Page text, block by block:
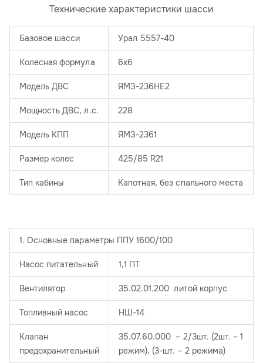
Технические характеристики шасси
Базовое шасси Урал 5557-40
Колесная формула 6х6
Модель ДВС ЯМЗ-236НЕ2
Мощность ДВС, л.с. 228
Модель КПП ЯМЗ-2361
Размер колес 425/85 R21
Тип кабины Капотная, без спального места
1. Основные параметры ППУ 1600/100
Насос питательный 1,1 ПТ
Вентилятор 35.02.01.200 литой корпус
Топливный насос НШ-14
Клапан
предохранительный
35.07.60.000 – 2/3шт. (2шт. – 1
режим), (3-шт. – 2 режима)